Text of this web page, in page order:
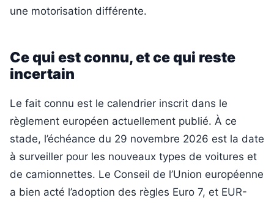
une motorisation différente.
Ce qui est connu, et ce qui reste
incertain
Le fait connu est le calendrier inscrit dans le
règlement européen actuellement publié. À ce
stade, l’échéance du 29 novembre 2026 est la date
à surveiller pour les nouveaux types de voitures et
de camionnettes. Le Conseil de l’Union européenne
a bien acté l’adoption des règles Euro 7, et EUR-